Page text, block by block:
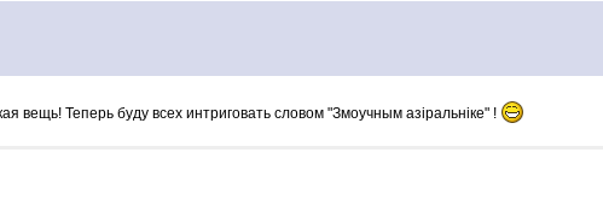
вещь! Теперь буду всех интриговать словом "Змоучным азiральнiке" !